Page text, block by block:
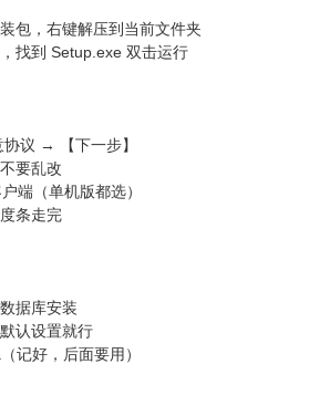
包，右键解压到当前文件夹
找到 Setup.exe 双击运行
议 → 【下一步】
要乱改
端（单机版都选）
条走完
据库安装
认设置就行
记好，后面要用）